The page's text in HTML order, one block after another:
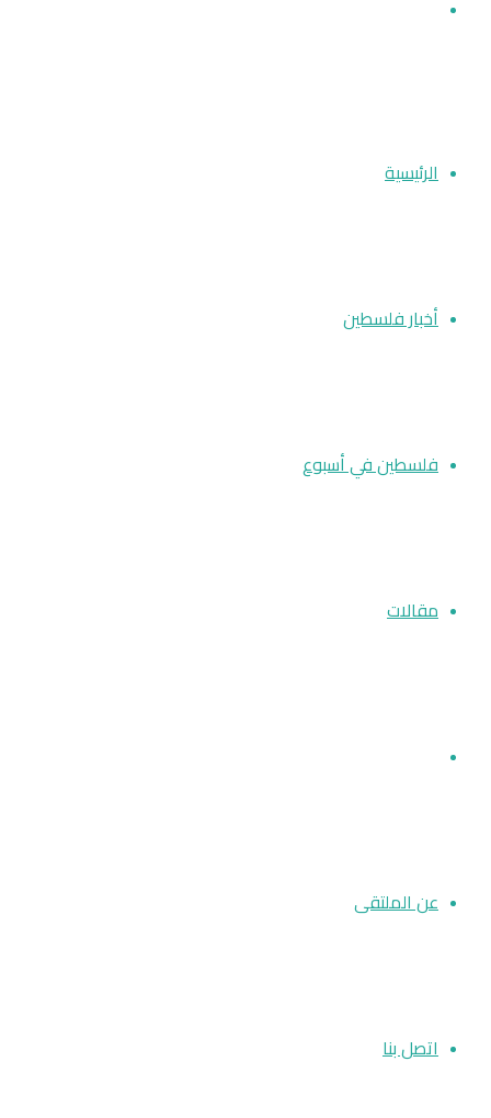
الرئيسية
أخبار فلسطين
فلسطين في أسبوع
مقالات
عن الملتقى
اتصل بنا